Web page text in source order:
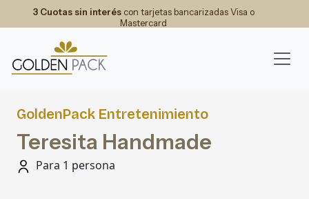
3 Cuotas sin interéscon tarjetas bancarizadas Visa o
Mastercard
GoldenPack Entretenimiento
Teresita Handmade
Para 1 persona